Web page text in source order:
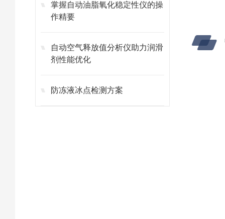
掌握自动油脂氧化稳定性仪的操
作精要
自动空气释放值分析仪助力润滑
剂性能优化
防冻液冰点检测方案